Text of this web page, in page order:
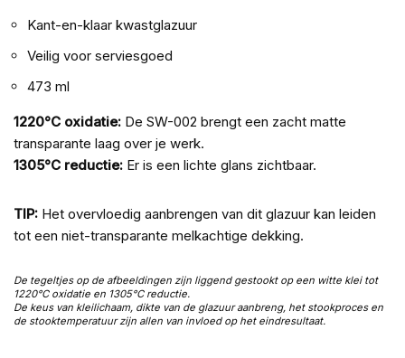
Kant-en-klaar kwastglazuur
Veilig voor serviesgoed
473 ml
1220°C oxidatie: De SW-002 brengt een zacht matte
transparante laag over je werk.
1305°C reductie: Er is een lichte glans zichtbaar.
TIP: Het overvloedig aanbrengen van dit glazuur kan leiden
tot een niet-transparante melkachtige dekking.
De tegeltjes op de afbeeldingen zijn liggend gestookt op een witte klei tot
1220°C oxidatie en 1305°C reductie.
De keus van kleilichaam, dikte van de glazuur aanbreng, het stookproces en
de stooktemperatuur zijn allen van invloed op het eindresultaat.